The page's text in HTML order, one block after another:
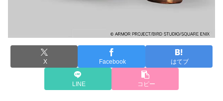
X Facebook はてブ
LINE コピー